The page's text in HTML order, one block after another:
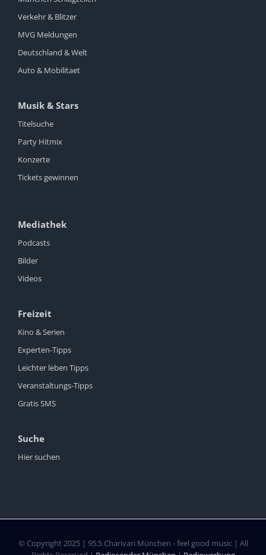
Verkehr & Blitzer
MVG Meldungen
Deutschland & Welt
Auto & Mobilitaet
Musik & Stars
Titelsuche
Party Hitmix
Konzerte
Tickets gewinnen
Mediathek
Podcasts
Bilder
Videos
Freizeit
Kino & Serien
Experten-Tipps
Leichter leben Tipps
Veranstaltungs-Tipps
Gratis SMS
Suche
Hier suchen
© Copyright 2025 | 95.5 Charivari München - feel good music | All